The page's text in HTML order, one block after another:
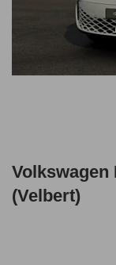
Volkswagen
(Velbert)